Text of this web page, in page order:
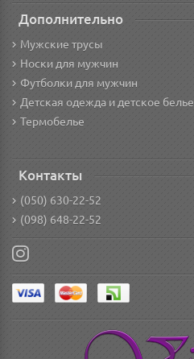
Дополнительно
Мужские трусы
Носки для мужчин
Футболки для мужчин
Детская одежда и детское белье
Термобелье
Контакты
(050) 630-22-52
(098) 648-22-52